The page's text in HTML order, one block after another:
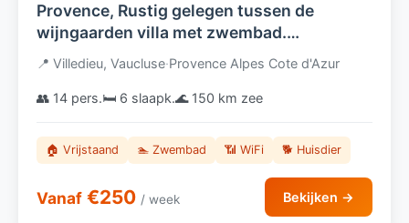
Provence, Rustig gelegen tussen de
wijngaarden villa met zwembad.
Huisdieren welkom
📍 Villedieu, Vaucluse·Provence Alpes Cote d'Azur
👥 14 pers.🛏️ 6 slaapk.🌊 150 km zee
🏠 Vrijstaand 🏊 Zwembad 📶 WiFi 🐕 Huisdier
Vanaf €250 / week Bekijken →